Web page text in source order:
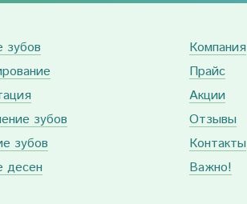
зубов
зубов
зубов
десен
Компания
Прайс
Акции
Отзывы
Контакты
Важно!